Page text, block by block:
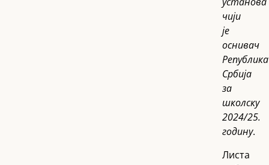
чији
је
оснивач
Република
Србија
за
школску
2024/25.
годину.
Листа